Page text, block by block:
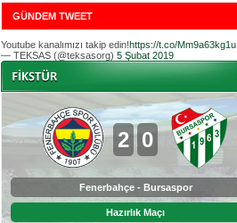
Hoş geldin Kerem Bebek!
Tribünlerimizden Mesut Ulusoy'un (Duka)
Hoş geldin Aslan bebek!
Teksas tribününden Kaan İnal'ın dünya ta
Hoş geldin Güneş bebek!
Teksas tribününden Sadettin Çetinoğlu'nu
GÜNDEM TWEET
Youtube kanalımızı takip edin!https://t.co/Mm9a63kg1u
— TEKSAS (@teksasorg) 5 Şubat 2019
2 0
Fenerbahçe - Bursaspor
Hazırlık Maçı